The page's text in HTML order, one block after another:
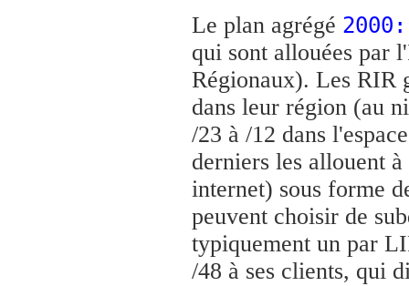
Le plan agrégé
qui sont allouées par
Régionaux). Les RIR
dans leur région (au
/23 à /12 dans
derniers les allouent
internet) sous forme
peuvent choisir de
typiquement un par
/48 à ses clients, qui